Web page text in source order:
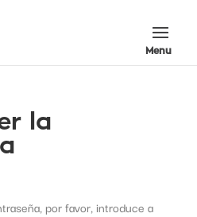
la
por favor, introduce a